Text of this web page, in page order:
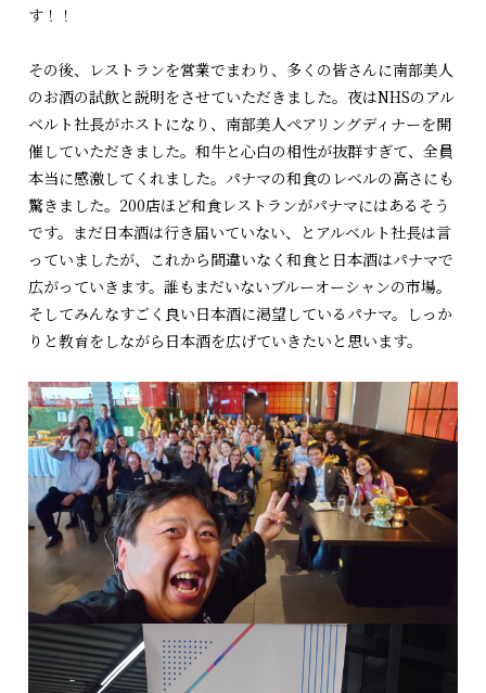
す！！
その後、レストランを営業でまわり、多くの皆さんに南部美人
のお酒の試飲と説明をさせていただきました。夜はNHSのアル
ベルト社長がホストになり、南部美人ペアリングディナーを開
催していただきました。和牛と心白の相性が抜群すぎて、全員
本当に感激してくれました。パナマの和食のレベルの高さにも
驚きました。200店ほど和食レストランがパナマにはあるそう
です。まだ日本酒は行き届いていない、とアルベルト社長は言
っていましたが、これから間違いなく和食と日本酒はパナマで
広がっていきます。誰もまだいないブルーオーシャンの市場。
そしてみんなすごく良い日本酒に渇望しているパナマ。しっか
りと教育をしながら日本酒を広げていきたいと思います。